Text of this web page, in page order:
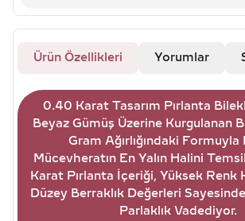
Ürün Özellikleri Yorumlar
0.40 Karat Tasarım Pırlanta
Beyaz Gümüş Üzerine Kurgulanan
Gram Ağırlığındaki Formuyla
Mücevheratın En Yalın Halini
Karat Pırlanta İçeriği, Yüksek Renk
Düzey Berraklık Değerleri
Parlaklık Vadediyor.